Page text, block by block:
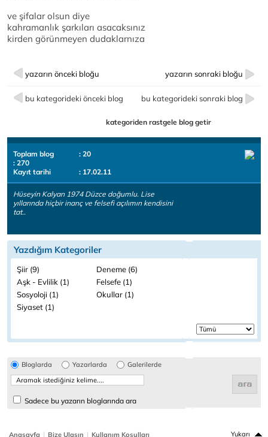
ve şifalar olsun diye
kahramanlık şarkıları asacaksınız
kirden görünmeyen dudaklarnıza
yazarın önceki bloğu yazarın sonraki bloğu
bu kategorideki önceki blog bu kategorideki sonraki blog
kategoriden rastgele blog getir
Toplam blog
: 20
: 270
Kayıt tarihi
: 17.02.11
Hüseyin Kalyan 1974 Düzce doğumlu. Lise
yıllarında hiçbir inanç ve felsefi açılımın kendisini
tat..
Yazdığım Kategoriler
Şiir (9)
Deneme (6)
Aşk - Evlilik (1)
Felsefe (1)
Sosyoloji (1)
Okullar (1)
Siyaset (1)
Bloglarda Yazarlarda Galerilerde
Sadece bu yazarın bloglarında ara
Anasayfa | Bize Ulaşın | Kullanım Koşulları Yukarı